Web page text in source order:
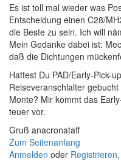
Es ist toll mal wieder was
Entscheidung einen C28/
die Beste zu sein. Ich will
Mein Gedanke dabei ist:
daß die Dichtungen
Hattest Du PAD/Early-Pick-
Reiseveranschlalter
Monte? Mir kommt das
teuer vor.
Gruß anacronataff
Zum Seitenanfang
Anmelden oder Registrieren